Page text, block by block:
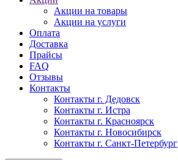
Акции на товары
Акции на услуги
Оплата
Доставка
Прайсы
FAQ
Отзывы
Контакты
Контакты г. Дедовск
Контакты г. Истра
Контакты г. Красноярск
Контакты г. Новосибирск
Контакты г. Санкт-Петербург